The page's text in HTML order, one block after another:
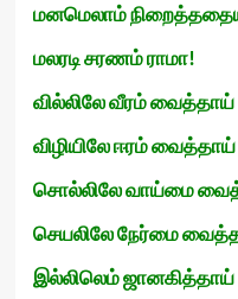
மனமெலாம்
மலரடி சரணம் ராமா!
வில்லிலே வீரம் வைத்தாய்
விழியிலே ஈரம் வைத்தாய்
சொல்லிலே வாய்மை
செயலிலே நேர்மை
இல்லிலெம் ஜானகித்தாய்